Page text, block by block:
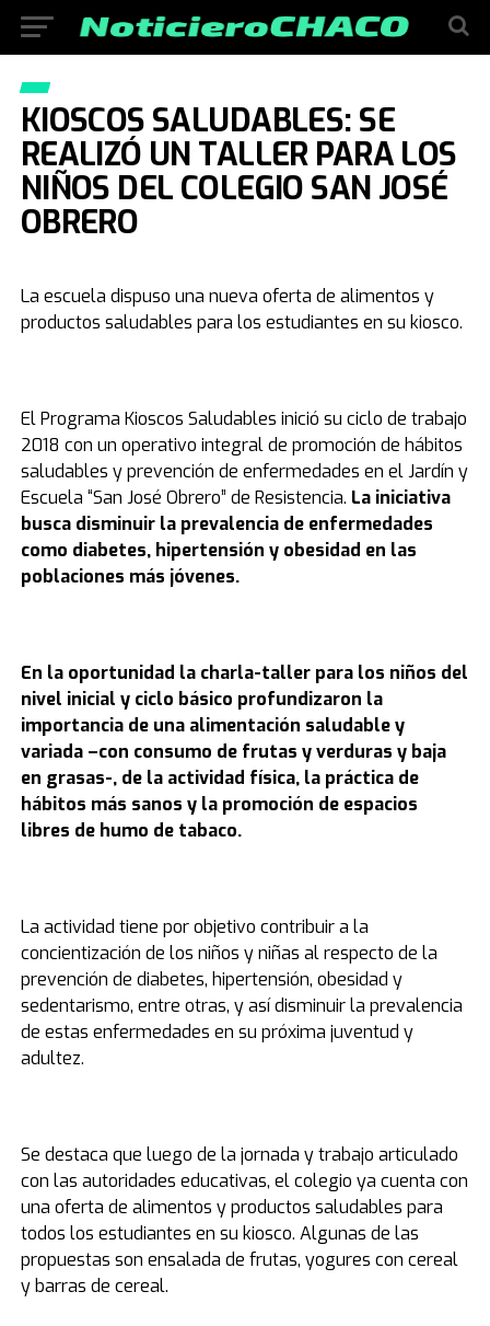
KIOSCOS SALUDABLES: SE
REALIZÓ UN TALLER PARA LOS
NIÑOS DEL COLEGIO SAN JOSÉ
OBRERO
La escuela dispuso una nueva oferta de alimentos y
productos saludables para los estudiantes en su kiosco.
El Programa Kioscos Saludables inició su ciclo de trabajo
2018 con un operativo integral de promoción de hábitos
saludables y prevención de enfermedades en el Jardín y
Escuela “San José Obrero” de Resistencia. La iniciativa
busca disminuir la prevalencia de enfermedades
como diabetes, hipertensión y obesidad en las
poblaciones más jóvenes.
En la oportunidad la charla-taller para los niños del
nivel inicial y ciclo básico profundizaron la
importancia de una alimentación saludable y
variada –con consumo de frutas y verduras y baja
en grasas-, de la actividad física, la práctica de
hábitos más sanos y la promoción de espacios
libres de humo de tabaco.
La actividad tiene por objetivo contribuir a la
concientización de los niños y niñas al respecto de la
prevención de diabetes, hipertensión, obesidad y
sedentarismo, entre otras, y así disminuir la prevalencia
de estas enfermedades en su próxima juventud y
adultez.
Se destaca que luego de la jornada y trabajo articulado
con las autoridades educativas, el colegio ya cuenta con
una oferta de alimentos y productos saludables para
todos los estudiantes en su kiosco. Algunas de las
propuestas son ensalada de frutas, yogures con cereal
y barras de cereal.